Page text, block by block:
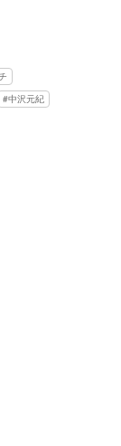
中沢元紀